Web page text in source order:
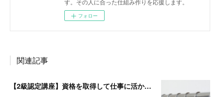
す。その人に合った仕組み作りを応援します。
フォロー
関連記事
【2級認定講座】資格を取得して仕事に活かしたい。